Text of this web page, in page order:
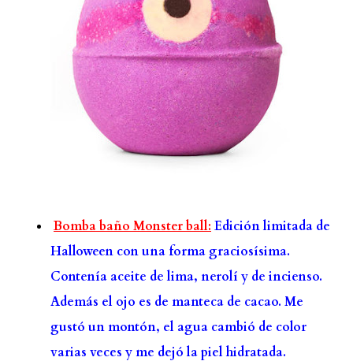
Bomba baño Monster ball: Edición limitada de
Halloween con una forma graciosísima.
Contenía aceite de lima, nerolí y de incienso.
Además el ojo es de manteca de cacao. Me
gustó un montón, el agua cambió de color
varias veces y me dejó la piel hidratada.